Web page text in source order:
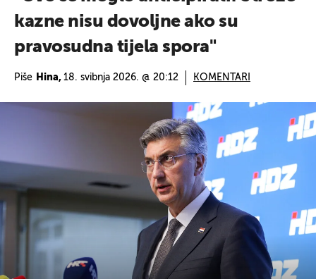
kazne nisu dovoljne ako su
pravosudna tijela spora"
Piše Hina, 18. svibnja 2026. @ 20:12 KOMENTARI